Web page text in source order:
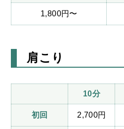
1,800円〜
肩こり
10分
初回 2,700円